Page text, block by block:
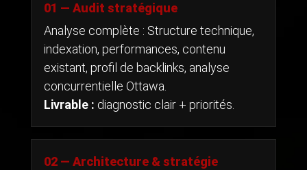
01 — Audit stratégique
Analyse complète : Structure technique,
indexation, performances, contenu
existant, profil de backlinks, analyse
concurrentielle Ottawa.
Livrable : diagnostic clair + priorités.
02 — Architecture & stratégie